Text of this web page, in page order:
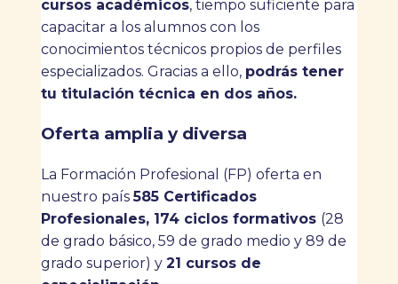
cursos académicos, tiempo suficiente para
capacitar a los alumnos con los
conocimientos técnicos propios de perfiles
especializados. Gracias a ello, podrás tener
tu titulación técnica en dos años.
Oferta amplia y diversa
La Formación Profesional (FP) oferta en
nuestro país585 Certificados
Profesionales, 174 ciclos formativos (28
de grado básico, 59 de grado medio y 89 de
grado superior) y 21 cursos de